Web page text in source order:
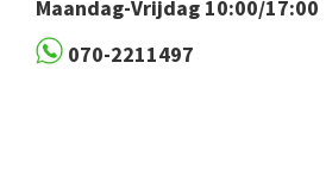
Maandag-Vrijdag 10:00/17:00
070-2211497